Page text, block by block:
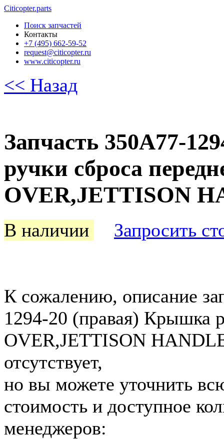
Citicopter.parts
Поиск запчастей
Контакты
+7 (495) 662-59-52
request@citicopter.ru
www.citicopter.ru
<< Назад
Запчасть 350A77-
ручки сброса
OVER,JETTISON
В наличии Запросить
К сожалению, описание
1294-20 (правая) Крышка
OVER,JETTISON
отсутствует,
но вы можете уточнить
стоимость и доступное
менеджеров: